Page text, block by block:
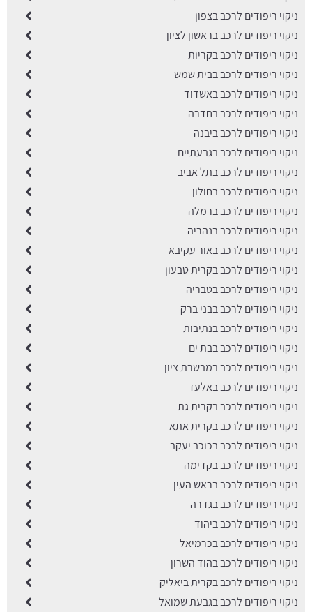
ניקוי ריפודים לרכב בצפון
ניקוי ריפודים לרכב בראשון לציון
ניקוי ריפודים לרכב בקריות
ניקוי ריפודים לרכב בבית שמש
ניקוי ריפודים לרכב באשדוד
ניקוי ריפודים לרכב בחדרה
ניקוי ריפודים לרכב ביבנה
ניקוי ריפודים לרכב בגבעתיים
ניקוי ריפודים לרכב בתל אביב
ניקוי ריפודים לרכב בחולון
ניקוי ריפודים לרכב ברמלה
ניקוי ריפודים לרכב בנהריה
ניקוי ריפודים לרכב באור עקיבא
ניקוי ריפודים לרכב בקרית טבעון
ניקוי ריפודים לרכב בטבריה
ניקוי ריפודים לרכב בבני ברק
ניקוי ריפודים לרכב בנתיבות
ניקוי ריפודים לרכב בבת ים
ניקוי ריפודים לרכב במבשרת ציון
ניקוי ריפודים לרכב באלעד
ניקוי ריפודים לרכב בקרית גת
ניקוי ריפודים לרכב בקרית אתא
ניקוי ריפודים לרכב בכוכב יעקב
ניקוי ריפודים לרכב בקדימה
ניקוי ריפודים לרכב בראש העין
ניקוי ריפודים לרכב בגדרה
ניקוי ריפודים לרכב ביהוד
ניקוי ריפודים לרכב בכרמיאל
ניקוי ריפודים לרכב בהוד השרון
ניקוי ריפודים לרכב בקרית ביאליק
ניקוי ריפודים לרכב בגבעת שמואל